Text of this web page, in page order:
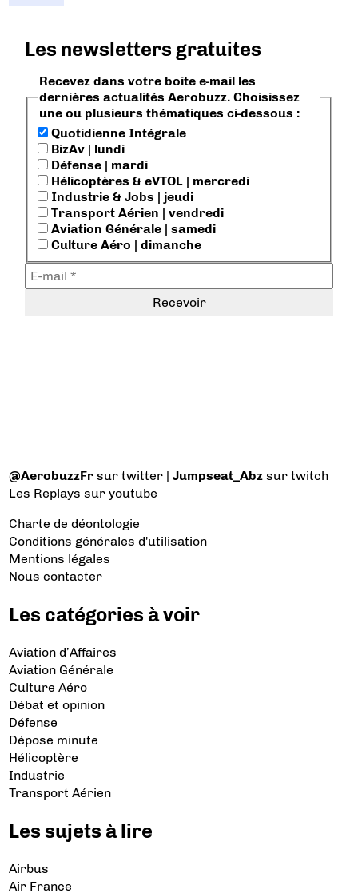
Les newsletters gratuites
Recevez dans votre boite e-mail les
dernières actualités Aerobuzz. Choisissez
une ou plusieurs thématiques ci-dessous :
Quotidienne Intégrale
BizAv | lundi
Défense | mardi
Hélicoptères & eVTOL | mercredi
Industrie & Jobs | jeudi
Transport Aérien | vendredi
Aviation Générale | samedi
Culture Aéro | dimanche
@AerobuzzFr sur twitter |Jumpseat_Abz sur twitch
Les Replays sur youtube
Charte de déontologie
Conditions générales d'utilisation
Mentions légales
Nous contacter
Les catégories à voir
Aviation d’Affaires
Aviation Générale
Culture Aéro
Débat et opinion
Défense
Dépose minute
Hélicoptère
Industrie
Transport Aérien
Les sujets à lire
Airbus
Air France